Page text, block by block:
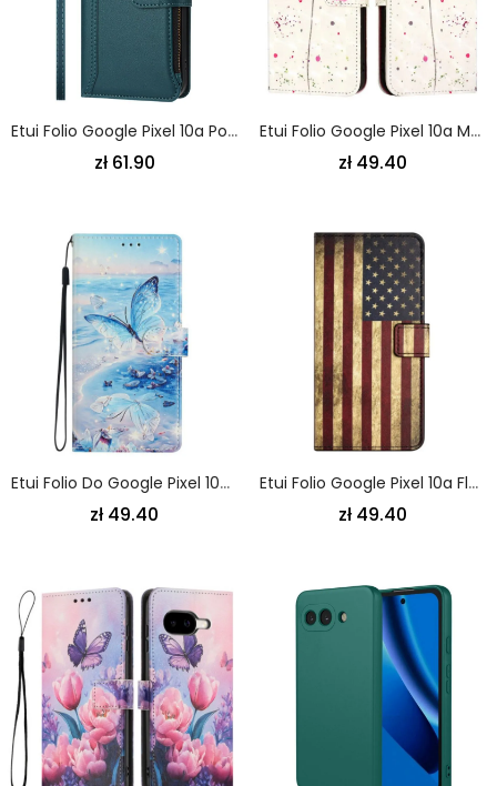
Etui Folio Google Pixel 10a Portfel Z 9 Przegródkami Na Karty
zł 61.90
Etui Folio Google Pixel 10a Mak
zł 49.40
Etui Folio Do Google Pixel 10a Motyl Oceaniczny
zł 49.40
Etui Folio Google Pixel 10a Flaga Amerykańska
zł 49.40